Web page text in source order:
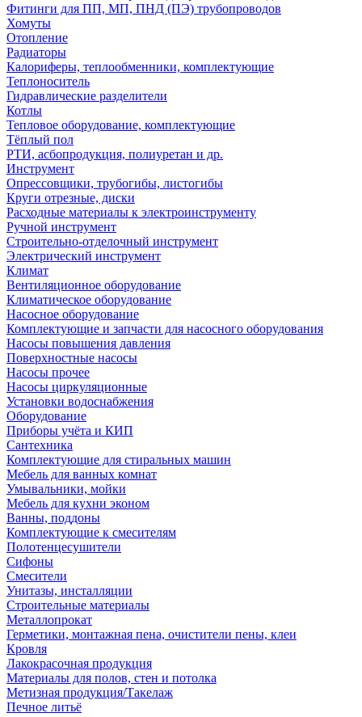
Фитинги для ПП, МП, ПНД (ПЭ) трубопроводов
Хомуты
Отопление
Радиаторы
Калориферы, теплообменники, комплектующие
Теплоноситель
Гидравлические разделители
Котлы
Тепловое оборудование, комплектующие
Тёплый пол
РТИ, асбопродукция, полиуретан и др.
Инструмент
Опрессовщики, трубогибы, листогибы
Круги отрезные, диски
Расходные материалы к электроинструменту
Ручной инструмент
Строительно-отделочный инструмент
Электрический инструмент
Климат
Вентиляционное оборудование
Климатическое оборудование
Насосное оборудование
Комплектующие и запчасти для насосного оборудования
Насосы повышения давления
Поверхностные насосы
Насосы прочее
Насосы циркуляционные
Установки водоснабжения
Оборудование
Приборы учёта и КИП
Сантехника
Комплектующие для стиральных машин
Мебель для ванных комнат
Умывальники, мойки
Мебель для кухни эконом
Ванны, поддоны
Комплектующие к смесителям
Полотенцесушители
Сифоны
Смесители
Унитазы, инсталляции
Строительные материалы
Металлопрокат
Герметики, монтажная пена, очистители пены, клеи
Кровля
Лакокрасочная продукция
Материалы для полов, стен и потолка
Метизная продукция/Такелаж
Печное литьё